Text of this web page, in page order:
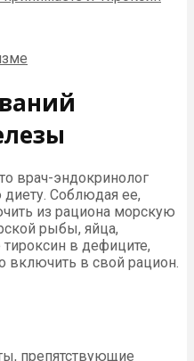
врач-эндокринолог
диету. Соблюдая ее,
из рациона морскую
рыбы, яйца,
в дефиците,
включить в свой рацион.
препятствующие